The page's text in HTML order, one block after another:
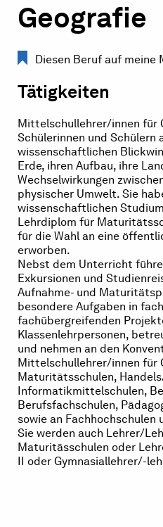
Geografie
Diesen Beruf auf meine
Tätigkeiten
Mittelschullehrer/innen für
Schülerinnen und Schülern
wissenschaftlichen
Erde, ihren Aufbau, ihre
Wechselwirkungen
physischer Umwelt. Sie
wissenschaftlichen
Lehrdiplom für
für die Wahl an eine
erworben.
Nebst dem Unterricht
Exkursionen und
Aufnahme- und
besondere Aufgaben in
fachübergreifenden
Klassenlehrpersonen,
und nehmen an den
Mittelschullehrer/innen für
Maturitätsschulen,
Informatikmittelschulen,
Berufsfachschulen,
sowie an Fachhochschulen
Sie werden auch Lehrer/
Maturitässchulen oder
II oder Gymnasiallehrer/-